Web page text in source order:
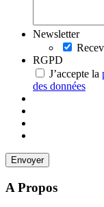
Newsletter
RGPD
J’accepte la
des données
A Propos